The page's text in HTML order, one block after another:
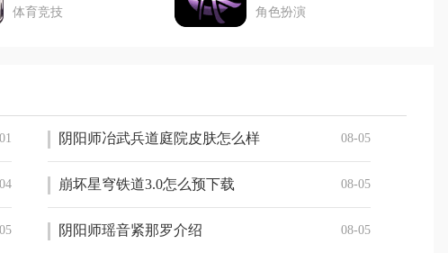
特的技能和攻击方式。玩家需要灵活运用策略和技巧，才能成
游戏完美还原了猪猪侠系列动画的设定，同时加入了丰富多
体育竞技
角色扮演
08-05
阴阳师冶武兵道庭院皮肤怎么样
08-05
崩坏星穹铁道3.0怎么预下载
08-05
阴阳师瑶音紧那罗介绍